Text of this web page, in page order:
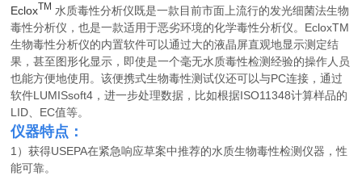
EcloxTM 水质毒性分析仪既是一款目前市面上流行的发光细菌法生物
毒性分析仪，也是一款适用于恶劣环境的化学毒性分析仪。EcloxTM
生物毒性分析仪的内置软件可以通过大的液晶屏直观地显示测定结
果，甚至图形化显示，即使是一个毫无水质毒性检测经验的操作人员
也能方便地使用。该便携式生物毒性测试仪还可以与PC连接，通过
软件LUMISsoft4，进一步处理数据，比如根据ISO11348计算样品的
LID、EC值等。
仪器特点：
1）获得USEPA在紧急响应草案中推荐的水质生物毒性检测仪器，性
能可靠。